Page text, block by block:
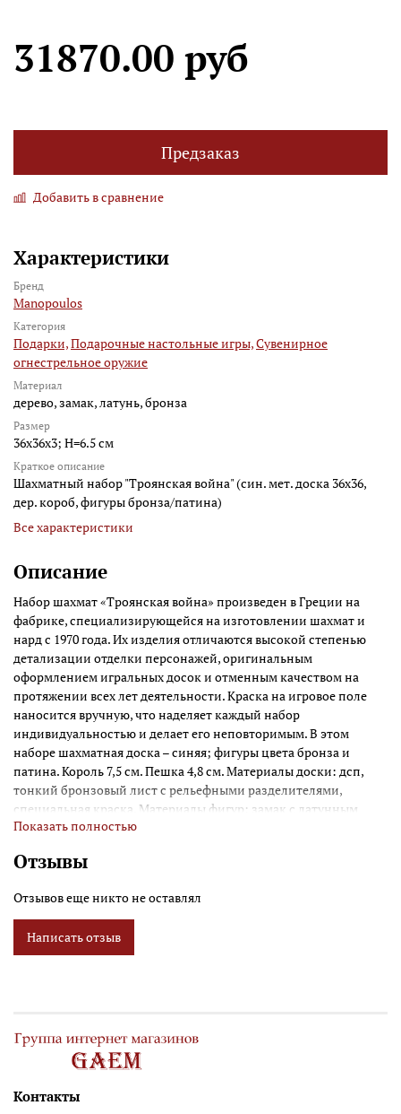
31870.00 руб
Предзаказ
Добавить в сравнение
Характеристики
Бренд
Manopoulos
Категория
Подарки,Подарочные настольные игры,Сувенирное
огнестрельное оружие
Материал
дерево, замак, латунь, бронза
Размер
36x36x3; H=6.5 см
Краткое описание
Шахматный набор "Троянская война" (син. мет. доска 36х36,
дер. короб, фигуры бронза/патина)
Все характеристики
Описание
Набор шахмат «Троянская война» произведен в Греции на
фабрике, специализирующейся на изготовлении шахмат и
нард с 1970 года. Их изделия отличаются высокой степенью
детализации отделки персонажей, оригинальным
оформлением игральных досок и отменным качеством на
протяжении всех лет деятельности. Краска на игровое поле
наносится вручную, что наделяет каждый набор
индивидуальностью и делает его неповторимым. В этом
наборе шахматная доска – синяя; фигуры цвета бронза и
патина. Король 7,5 см. Пешка 4,8 см. Материалы доски: дсп,
тонкий бронзовый лист с рельефными разделителями,
специальная краска. Материалы фигур: замак с латунным
покрытием, ручная полировка.
Показать полностью
Отзывы
Отзывов еще никто не оставлял
Написать отзыв
Контакты